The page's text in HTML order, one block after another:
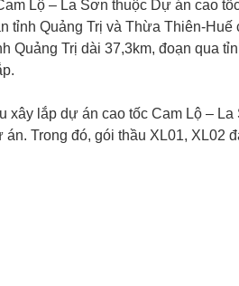
Lộ – La Sơn thuộc Dự án cao
tỉnh Quảng Trị và Thừa Thiên-Huế
Quảng Trị dài 37,3km, đoạn qua
xây lắp dự án cao tốc Cam Lộ –
Trong đó, gói thầu XL01, XL02